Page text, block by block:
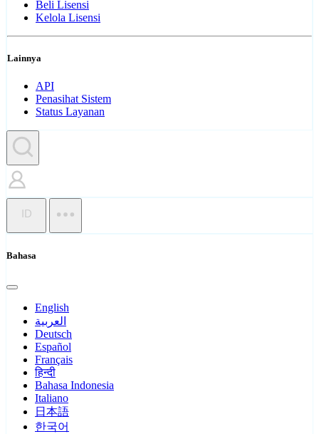
Beli Lisensi
Kelola Lisensi
Lainnya
API
Penasihat Sistem
Status Layanan
ID
Bahasa
English
العربية
Deutsch
Español
Français
हिन्दी
Bahasa Indonesia
Italiano
日本語
한국어